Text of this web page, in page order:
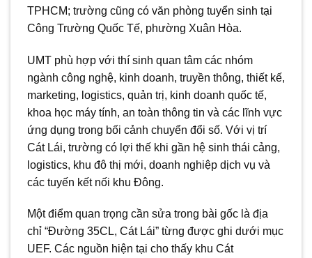
TPHCM; trường cũng có văn phòng tuyển sinh tại
Công Trường Quốc Tế, phường Xuân Hòa.
UMT phù hợp với thí sinh quan tâm các nhóm
ngành công nghệ, kinh doanh, truyền thông, thiết kế,
marketing, logistics, quản trị, kinh doanh quốc tế,
khoa học máy tính, an toàn thông tin và các lĩnh vực
ứng dụng trong bối cảnh chuyển đổi số. Với vị trí
Cát Lái, trường có lợi thế khi gần hệ sinh thái cảng,
logistics, khu đô thị mới, doanh nghiệp dịch vụ và
các tuyến kết nối khu Đông.
Một điểm quan trọng cần sửa trong bài gốc là địa
chỉ “Đường 35CL, Cát Lái” từng được ghi dưới mục
UEF. Các nguồn hiện tại cho thấy khu Cát